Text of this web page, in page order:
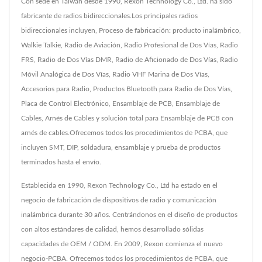
fabricante de radios bidireccionales.Los principales radios
bidireccionales incluyen, Proceso de fabricación: producto inalámbrico,
Walkie Talkie, Radio de Aviación, Radio Profesional de Dos Vías, Radio
FRS, Radio de Dos Vías DMR, Radio de Aficionado de Dos Vías, Radio
Móvil Analógica de Dos Vías, Radio VHF Marina de Dos Vías,
Accesorios para Radio, Productos Bluetooth para Radio de Dos Vías,
Placa de Control Electrónico, Ensamblaje de PCB, Ensamblaje de
Cables, Arnés de Cables y solución total para Ensamblaje de PCB con
arnés de cables.Ofrecemos todos los procedimientos de PCBA, que
incluyen SMT, DIP, soldadura, ensamblaje y prueba de productos
terminados hasta el envío.
Establecida en 1990, Rexon Technology Co., Ltd ha estado en el
negocio de fabricación de dispositivos de radio y comunicación
inalámbrica durante 30 años. Centrándonos en el diseño de productos
con altos estándares de calidad, hemos desarrollado sólidas
capacidades de OEM / ODM. En 2009, Rexon comienza el nuevo
negocio-PCBA. Ofrecemos todos los procedimientos de PCBA, que